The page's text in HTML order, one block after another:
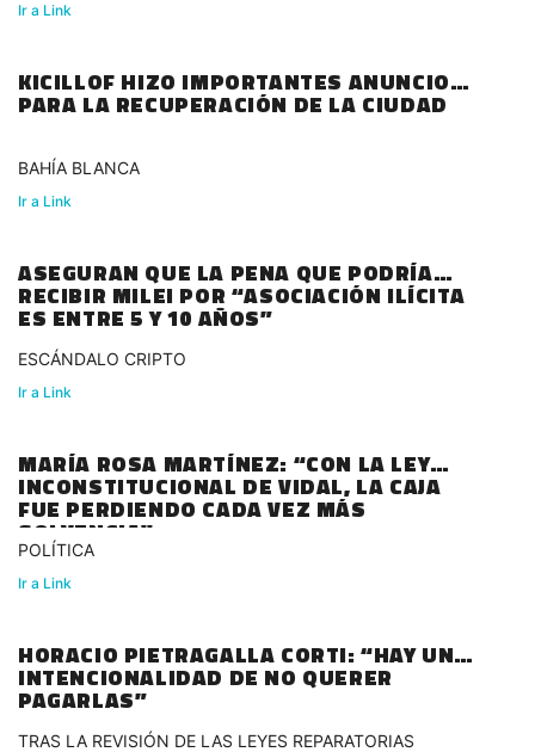
Ir a Link
KICILLOF HIZO IMPORTANTES ANUNCIOS
PARA LA RECUPERACIÓN DE LA CIUDAD
BAHÍA BLANCA
Ir a Link
ASEGURAN QUE LA PENA QUE PODRÍA
RECIBIR MILEI POR “ASOCIACIÓN ILÍCITA
ES ENTRE 5 Y 10 AÑOS”
ESCÁNDALO CRIPTO
Ir a Link
MARÍA ROSA MARTÍNEZ: “CON LA LEY
INCONSTITUCIONAL DE VIDAL, LA CAJA
FUE PERDIENDO CADA VEZ MÁS
SOLVENCIA"
POLÍTICA
Ir a Link
HORACIO PIETRAGALLA CORTI: “HAY UNA
INTENCIONALIDAD DE NO QUERER
PAGARLAS”
TRAS LA REVISIÓN DE LAS LEYES REPARATORIAS